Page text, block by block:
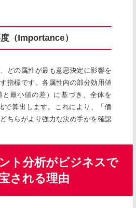
（Importance）
どの属性が最も意思決定に影響を
指標です。各属性内の部分効用値
最小値の差）に基づき、全体を
で算出します。これにより、「価
ちらがより強力な決め手かを確認
ト分析がビジネスで
される理由